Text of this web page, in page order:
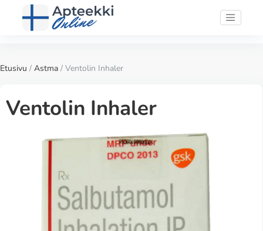
Etusivu / Astma / Ventolin Inhaler
Ventolin Inhaler